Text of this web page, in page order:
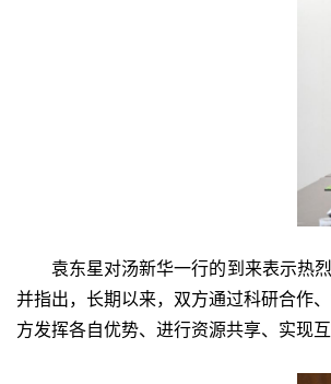
袁东星对汤新华一行的到来表示热
并指出，长期以来，双方通过科研合作
方发挥各自优势、进行资源共享、实现互